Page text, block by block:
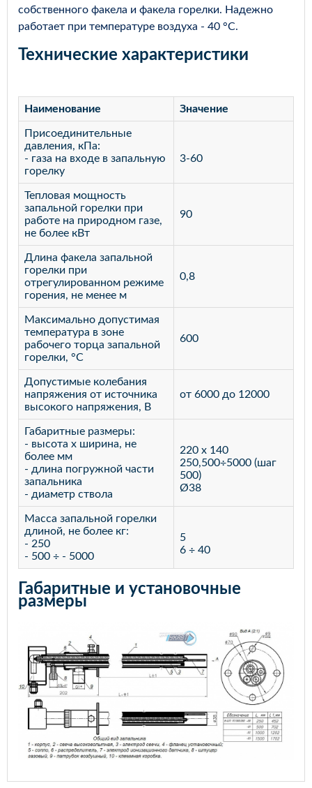
собственного факела и факела горелки. Надежно
работает при температуре воздуха - 40 °С.
Технические характеристики
Наименование Значение
Присоединительные
давления, кПа:
- газа на входе в запальную
горелку
3-60
Тепловая мощность
запальной горелки при
работе на природном газе,
не более кВт
90
Длина факела запальной
горелки при
отрегулированном режиме
горения, не менее м
0,8
Максимально допустимая
температура в зоне
рабочего торца запальной
горелки, °С
600
Допустимые колебания
напряжения от источника
высокого напряжения, В
от 6000 до 12000
Габаритные размеры:
- высота х ширина, не
более мм
- длина погружной части
запальника
- диаметр ствола
220 х 140
250,500÷5000 (шаг
500)
Ø38
Масса запальной горелки
длиной, не более кг:
- 250
- 500 ÷ - 5000
5
6 ÷ 40
Габаритные и установочные
размеры